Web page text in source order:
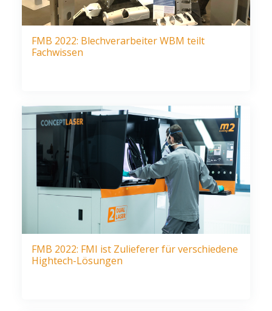
FMB 2022: Blechverarbeiter WBM teilt
Fachwissen
FMB 2022: FMI ist Zulieferer für verschiedene
Hightech-Lösungen